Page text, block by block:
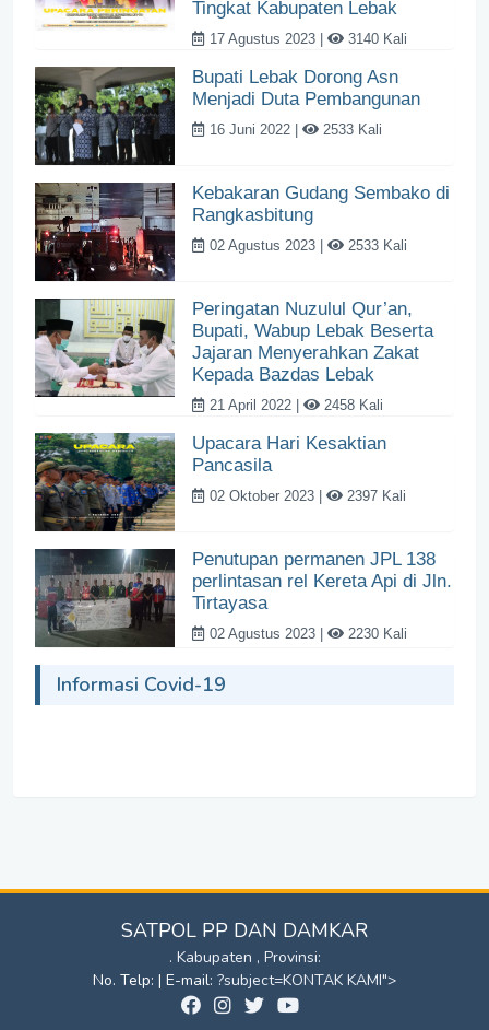
Tingkat Kabupaten Lebak
17 Agustus 2023 | 3140 Kali
Bupati Lebak Dorong Asn
Menjadi Duta Pembangunan
16 Juni 2022 | 2533 Kali
Kebakaran Gudang Sembako di
Rangkasbitung
02 Agustus 2023 | 2533 Kali
Peringatan Nuzulul Qur’an,
Bupati, Wabup Lebak Beserta
Jajaran Menyerahkan Zakat
Kepada Bazdas Lebak
21 April 2022 | 2458 Kali
Upacara Hari Kesaktian
Pancasila
02 Oktober 2023 | 2397 Kali
Penutupan permanen JPL 138
perlintasan rel Kereta Api di Jln.
Tirtayasa
02 Agustus 2023 | 2230 Kali
Informasi Covid-19
SATPOL PP DAN DAMKAR
. Kabupaten , Provinsi:
No. Telp: | E-mail: ?subject=KONTAK KAMI">